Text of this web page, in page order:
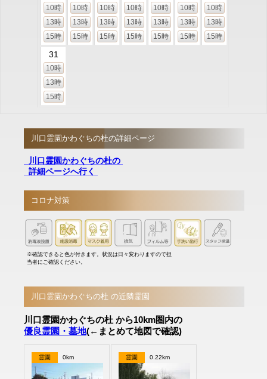
10時
13時
15時
10時
13時
15時
10時
13時
15時
10時
13時
15時
10時
13時
15時
10時
13時
15時
10時
13時
15時
31
10時
13時
15時
川口霊園かわぐちの杜の詳細ページ
川口霊園かわぐちの杜の
詳細ページへ行く
コロナ対策
※確認できると色が付きます。状況は日々変わりますので担
当者にご確認ください。
川口霊園かわぐちの杜 の近隣霊園
川口霊園かわぐちの杜 から10km圏内の
優良霊園・墓地(←まとめて地図で確認)
霊園 0km 霊園 0.22km